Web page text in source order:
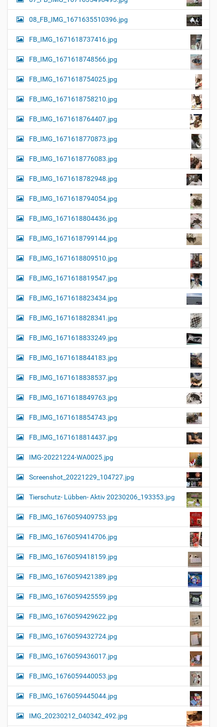
08_FB_IMG_1671635510396.jpg
FB_IMG_1671618737416.jpg
FB_IMG_1671618748566.jpg
FB_IMG_1671618754025.jpg
FB_IMG_1671618758210.jpg
FB_IMG_1671618764407.jpg
FB_IMG_1671618770873.jpg
FB_IMG_1671618776083.jpg
FB_IMG_1671618782948.jpg
FB_IMG_1671618794054.jpg
FB_IMG_1671618804436.jpg
FB_IMG_1671618799144.jpg
FB_IMG_1671618809510.jpg
FB_IMG_1671618819547.jpg
FB_IMG_1671618823434.jpg
FB_IMG_1671618828341.jpg
FB_IMG_1671618833249.jpg
FB_IMG_1671618844183.jpg
FB_IMG_1671618838537.jpg
FB_IMG_1671618849763.jpg
FB_IMG_1671618854743.jpg
FB_IMG_1671618814437.jpg
IMG-20221224-WA0025.jpg
Screenshot_20221229_104727.jpg
Tierschutz- Lübben- Aktiv 20230206_193353.jpg
FB_IMG_1676059409753.jpg
FB_IMG_1676059414706.jpg
FB_IMG_1676059418159.jpg
FB_IMG_1676059421389.jpg
FB_IMG_1676059425559.jpg
FB_IMG_1676059429622.jpg
FB_IMG_1676059432724.jpg
FB_IMG_1676059436017.jpg
FB_IMG_1676059440053.jpg
FB_IMG_1676059445044.jpg
IMG_20230212_040342_492.jpg